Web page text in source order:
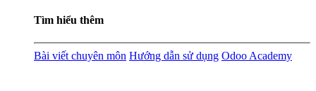
Tìm hiểu thêm
Bài viết chuyên môn Hướng dẫn sử dụng Odoo Academy